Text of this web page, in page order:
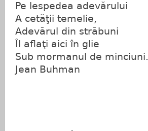
Pe lespedea adevărului
A cetăţii temelie,
Adevărul din străbuni
Îl aflaţi aici în glie
Sub mormanul de minciuni.
Jean Buhman